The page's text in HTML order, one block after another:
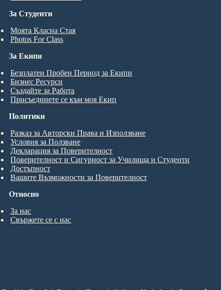
За Студенти
Моята Класна Стая
Photos For Class
За Екипи
Безплатен Пробен Период за Екипи
Бизнес Ресурси
Създайте за Работа
Присъединете се към моя Екип
Относно
За нас
Свържете се с нас
Политики
Разказ за Авторски Права и Използване
Условия за Ползване
Декларация за Поверителност
Поверителност и Сигурност за Училища и Студенти
Достъпност
Вашите Възможности за Поверителност